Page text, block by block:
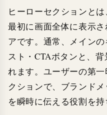
ヒーローセクションと
最初に画面全体に表示
アです。通常、メイン
スト・CTAボタンと、
れます。ユーザーの第
クションで、ブランド
を瞬時に伝える役割を持